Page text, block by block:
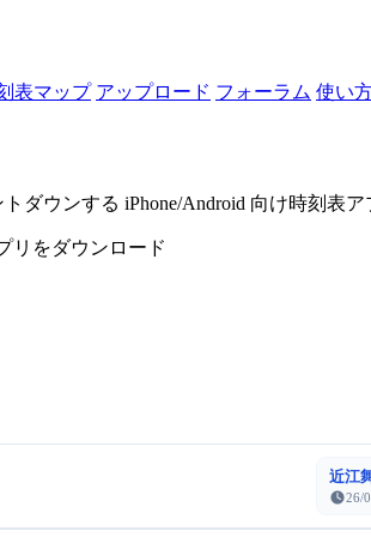
表マップ アップロード フォーラム 使い
ダウンする iPhone/Android 向け時刻表
リをダウンロード
近江
26/